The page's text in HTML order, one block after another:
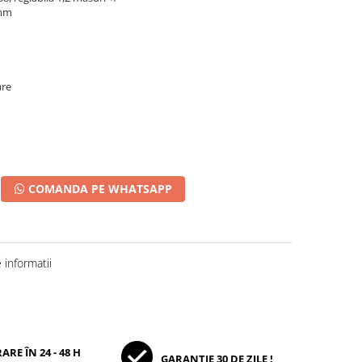
COMANDA PE WHATSAPP
informatii
ÎN 24 - 48 H GARANȚIE 30 DE ZILE !